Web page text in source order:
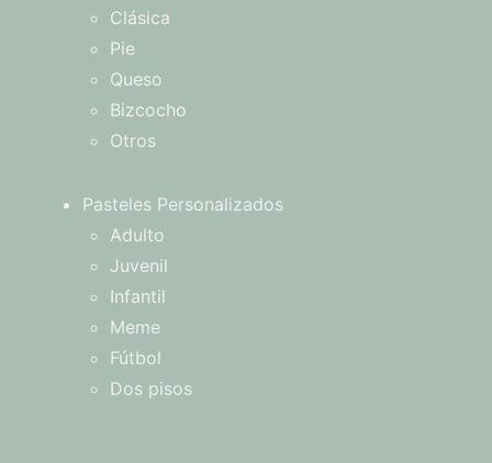
Clásica
Pie
Queso
Bizcocho
Otros
Pasteles Personalizados
Adulto
Juvenil
Infantil
Meme
Fútbol
Dos pisos